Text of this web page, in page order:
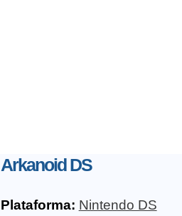
Arkanoid DS
Plataforma: Nintendo DS